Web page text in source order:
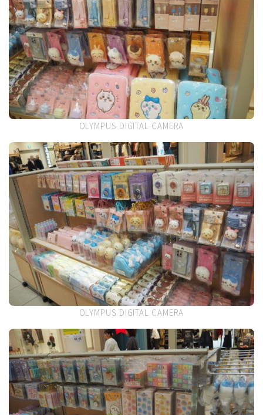
OLYMPUS DIGITAL CAMERA
OLYMPUS DIGITAL CAMERA